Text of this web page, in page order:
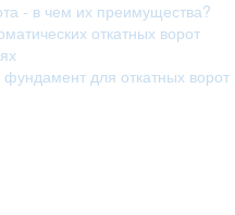
- в чем их преимущества?
откатных ворот
для откатных ворот